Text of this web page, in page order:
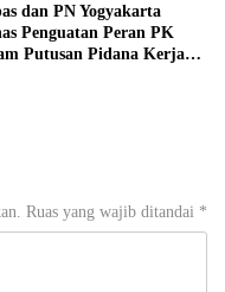
dan PN Yogyakarta
Penguatan Peran PK
Putusan Pidana Kerja
Ruas yang wajib ditandai *